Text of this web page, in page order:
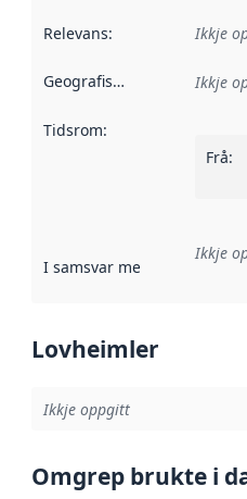
Relevans: Ikkje
Geografisk område Ikkje
Tidsrom:
Frå:
I samsvar med Referanse
Ikkje
Lovheimler
Ikkje oppgitt
Omgrep brukte i